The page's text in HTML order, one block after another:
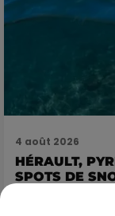
4 août 2026
HÉRAULT,
SPOTS DE
Pas besoin de